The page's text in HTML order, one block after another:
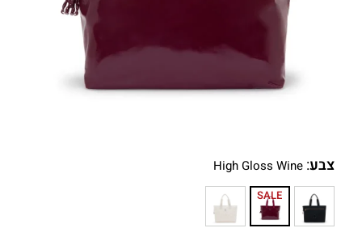
צבע:
High Gloss Wine
SALE